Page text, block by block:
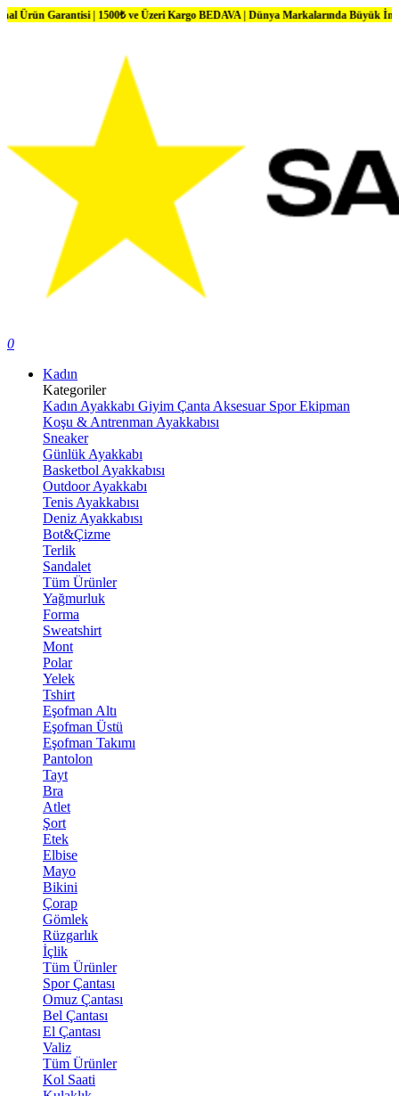
| 1500₺ ve Üzeri Kargo BEDAVA | Dünya Markalarında Büyük İndirimler
0
Kadın
Kategoriler
Kadın Ayakkabı Giyim Çanta Aksesuar Spor Ekipman
Koşu & Antrenman Ayakkabısı
Sneaker
Günlük Ayakkabı
Basketbol Ayakkabısı
Outdoor Ayakkabı
Tenis Ayakkabısı
Deniz Ayakkabısı
Bot&Çizme
Terlik
Sandalet
Tüm Ürünler
Yağmurluk
Forma
Sweatshirt
Mont
Polar
Yelek
Tshirt
Eşofman Altı
Eşofman Üstü
Eşofman Takımı
Pantolon
Tayt
Bra
Atlet
Şort
Etek
Elbise
Mayo
Bikini
Çorap
Gömlek
Rüzgarlık
İçlik
Tüm Ürünler
Spor Çantası
Omuz Çantası
Bel Çantası
El Çantası
Valiz
Tüm Ürünler
Kol Saati